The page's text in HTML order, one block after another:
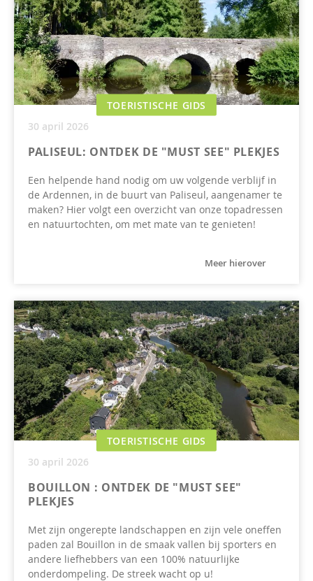
TOERISTISCHE GIDS
30 april 2026
PALISEUL: ONTDEK DE "MUST SEE" PLEKJES
Een helpende hand nodig om uw volgende verblijf in
de Ardennen, in de buurt van Paliseul, aangenamer te
maken? Hier volgt een overzicht van onze topadressen
en natuurtochten, om met mate van te genieten!
Meer hierover
TOERISTISCHE GIDS
30 april 2026
BOUILLON : ONTDEK DE "MUST SEE"
PLEKJES
Met zijn ongerepte landschappen en zijn vele oneffen
paden zal Bouillon in de smaak vallen bij sporters en
andere liefhebbers van een 100% natuurlijke
onderdompeling. De streek wacht op u!